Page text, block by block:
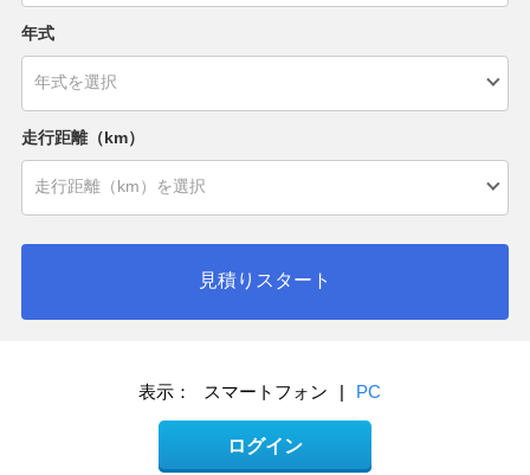
年式
走行距離（km）
見積りスタート
表示： スマートフォン | PC
ログイン